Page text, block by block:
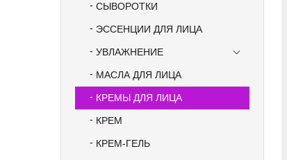
СЫВОРОТКИ
ЭССЕНЦИИ ДЛЯ ЛИЦА
УВЛАЖНЕНИЕ
МАСЛА ДЛЯ ЛИЦА
КРЕМЫ ДЛЯ ЛИЦА
КРЕМ
КРЕМ-ГЕЛЬ